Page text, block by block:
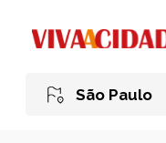
São Paulo